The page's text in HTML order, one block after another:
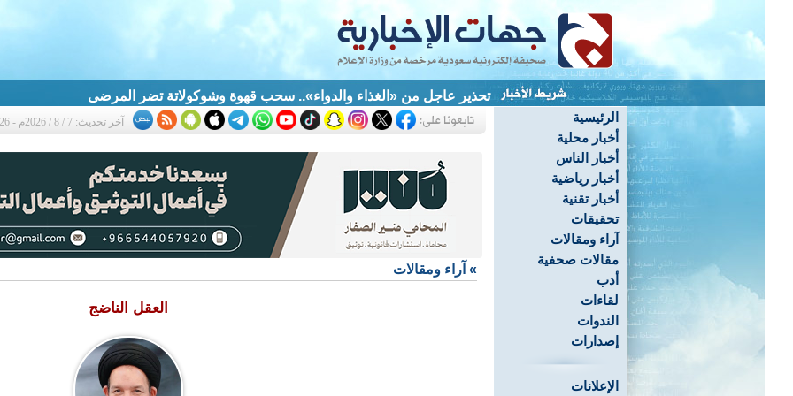
تحذير عاجل من «الغذاء والدواء».. سحب قهوة وشوكولاتة تضر المرضى
الرئيسية
أخبار محلية
أخبار الناس
أخبار رياضية
أخبار تقنية
تحقيقات
آراء ومقالات
مقالات صحفية
أدب
لقاءات
الندوات
إصدارات
الإعلانات
آخر تحديث: 7 / 8 / 2026م - 12:26 ص
» آراء ومقالات
العقل الناضج